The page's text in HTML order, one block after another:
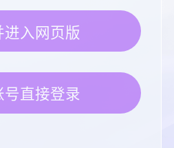
进入网页版
号直接登录